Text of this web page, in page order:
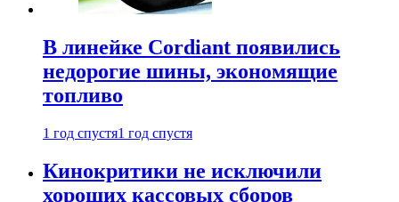
В линейке Cordiant появились
недорогие шины, экономящие
топливо
1 год спустя1 год спустя
Кинокритики не исключили
хороших кассовых сборов